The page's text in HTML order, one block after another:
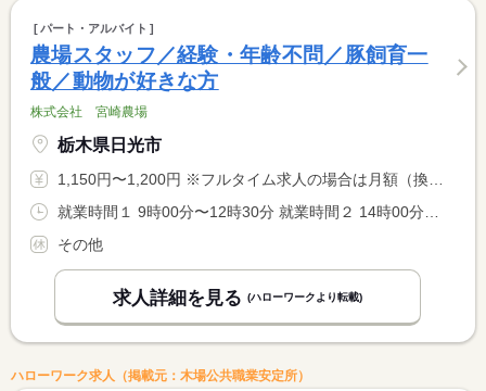
パート・アルバイト
農場スタッフ／経験・年齢不問／豚飼育一
般／動物が好きな方
株式会社 宮崎農場
栃木県日光市
1,150円〜1,200円 ※フルタイム求人の場合は月額（換算額）、パート求人の場合は時間額を表示しています。
就業時間１ 9時00分〜12時30分 就業時間２ 14時00分〜16時30分 就業時間に関する特記事項 １２：３０〜１４：００昼休み。午前のみの就労可。 <BR> 就業時間・日数については相談ください。
その他
求人詳細を見る (ハローワークより転載)
ハローワーク求人（掲載元：木場公共職業安定所）